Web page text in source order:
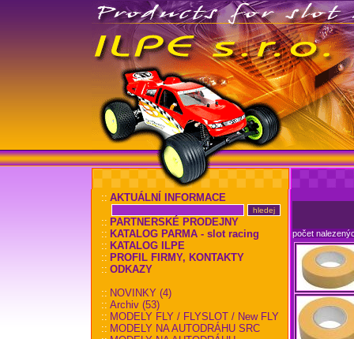
:: AKTUÁLNÍ INFORMACE
:: PARTNERSKÉ PRODEJNY
:: KATALOG PARMA - slot racing
:: KATALOG ILPE
:: PROFIL FIRMY, KONTAKTY
:: ODKAZY
:: NOVINKY (4)
:: Archiv (53)
:: MODELY FLY / FLYSLOT / New FLY
:: MODELY NA AUTODRÁHU SRC
počet